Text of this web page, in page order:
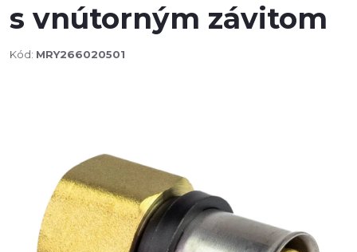
s vnútorným závitom
Kód: MRY266020501